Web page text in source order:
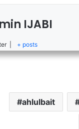
IJABI
+ posts
ahlulbait